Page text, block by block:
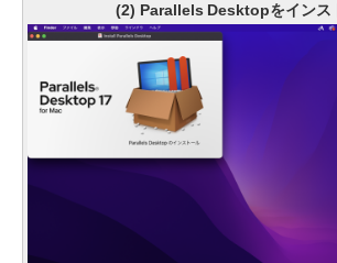
(2) Parallels Desktopをインス